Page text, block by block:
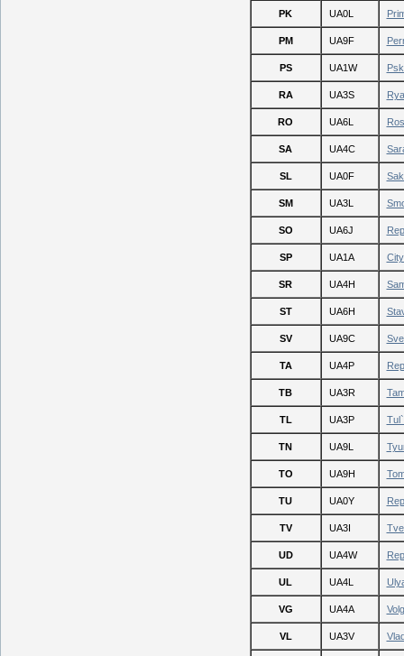
PK UA0L
PM UA9F
PS UA1W
RA UA3S
RO UA6L
SA UA4C
SL UA0F
SM UA3L
SO UA6J
SP UA1A
SR UA4H
ST UA6H
SV UA9C
TA UA4P
TB UA3R
TL UA3P
TN UA9L
TO UA9H
TU UA0Y
TV UA3I
UD UA4W
UL UA4L
VG UA4A
VL UA3V